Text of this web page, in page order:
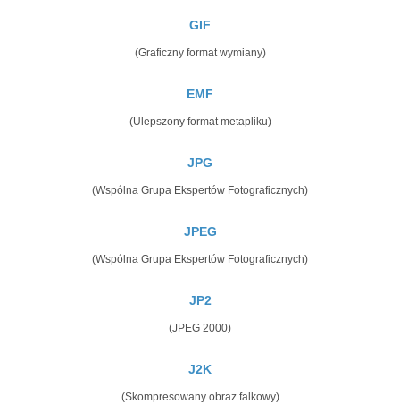
GIF
(Graficzny format wymiany)
EMF
(Ulepszony format metapliku)
JPG
(Wspólna Grupa Ekspertów Fotograficznych)
JPEG
(Wspólna Grupa Ekspertów Fotograficznych)
JP2
(JPEG 2000)
J2K
(Skompresowany obraz falkowy)